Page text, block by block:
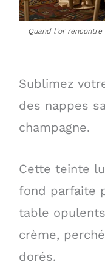
Quand l’or
Sublimez
des nappes
champagne.
Cette teinte
fond parfaite
table
crème,
dorés.